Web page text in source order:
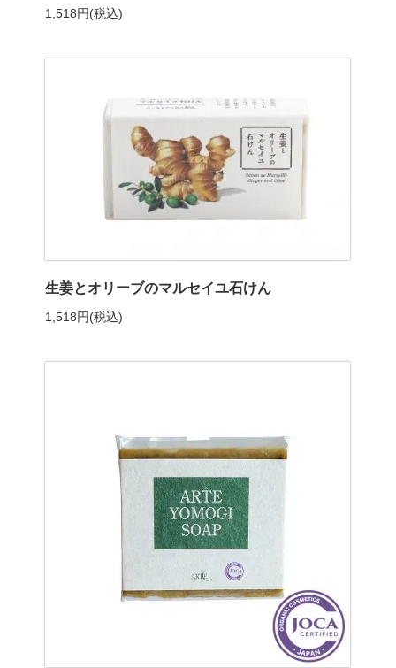
1,518円(税込)
生姜とオリーブのマルセイユ石けん
1,518円(税込)